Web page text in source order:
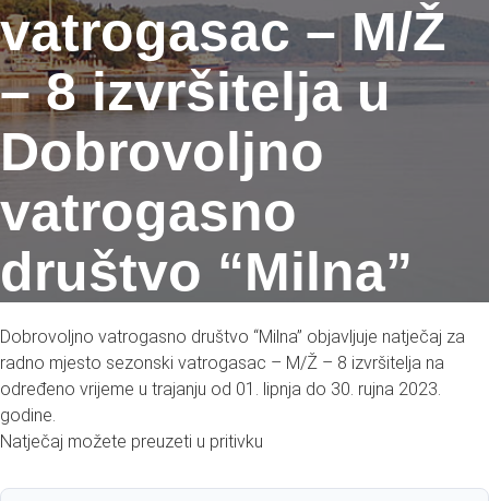
vatrogasac – M/Ž
– 8 izvršitelja u
Dobrovoljno
vatrogasno
društvo “Milna”
Dobrovoljno vatrogasno društvo “Milna” objavljuje natječaj za
radno mjesto sezonski vatrogasac – M/Ž – 8 izvršitelja na
određeno vrijeme u trajanju od 01. lipnja do 30. rujna 2023.
godine.
Natječaj možete preuzeti u pritivku